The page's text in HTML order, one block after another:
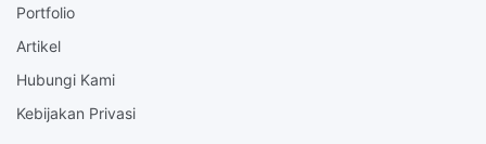
Portfolio
Artikel
Hubungi Kami
Kebijakan Privasi